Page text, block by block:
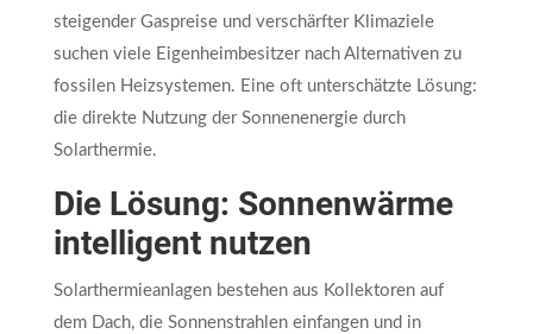
steigender Gaspreise und verschärfter Klimaziele
suchen viele Eigenheimbesitzer nach Alternativen zu
fossilen Heizsystemen. Eine oft unterschätzte Lösung:
die direkte Nutzung der Sonnenenergie durch
Solarthermie.
Die Lösung: Sonnenwärme
intelligent nutzen
Solarthermieanlagen bestehen aus Kollektoren auf
dem Dach, die Sonnenstrahlen einfangen und in